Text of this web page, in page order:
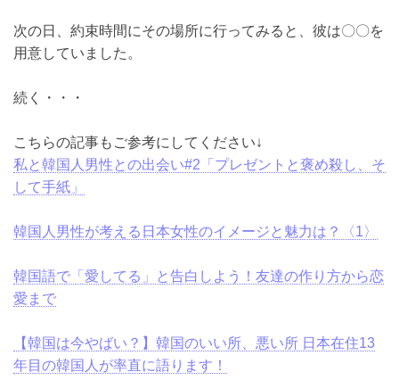
次の日、約束時間にその場所に行ってみると、彼は〇〇
を用意していました。
続く・・・
こちらの記事もご参考にしてください↓
私と韓国人男性との出会い#2「プレゼントと褒め殺し、
そして手紙」
韓国人男性が考える日本女性のイメージと魅力は？
韓国語で「愛してる」と告白しよう！友達の作り方から
【韓国は今やばい？】韓国のいい所、悪い所 日本在住